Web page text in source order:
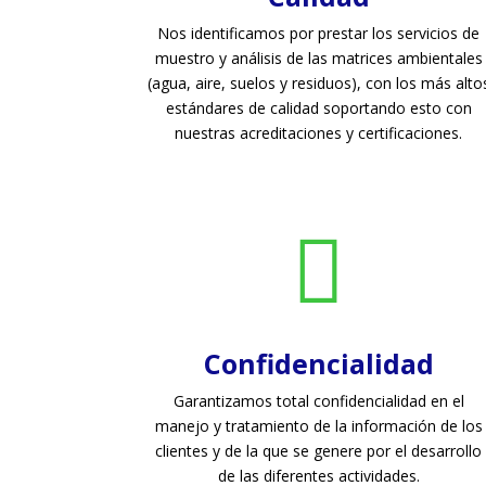
Nos identificamos por prestar los servicios de
muestro y análisis de las matrices ambientales
(agua, aire, suelos y residuos), con los más
estándares de calidad soportando esto con
nuestras acreditaciones y certificaciones.

Confidencialidad
Garantizamos total confidencialidad en el
manejo y tratamiento de la información de los
clientes y de la que se genere por el desarrollo
de las diferentes actividades.